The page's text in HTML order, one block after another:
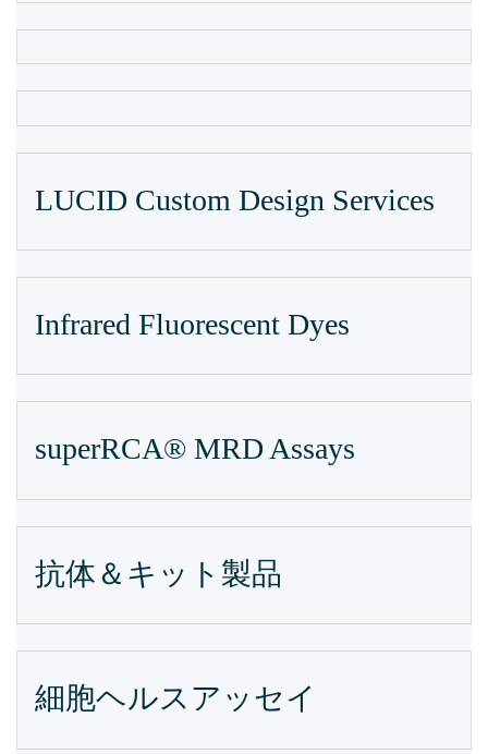
LUCID Custom Design Services
Infrared Fluorescent Dyes
superRCA® MRD Assays
抗体＆キット製品
細胞ヘルスアッセイ